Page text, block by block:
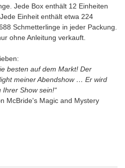
Jede Box enthält 12 Einheiten
Einheit enthält etwa 224
Schmetterlinge in jeder Packung.
ohne Anleitung verkauft.
besten auf dem Markt! Der
meiner Abendshow … Er wird
Show sein!“
McBride's Magic and Mystery